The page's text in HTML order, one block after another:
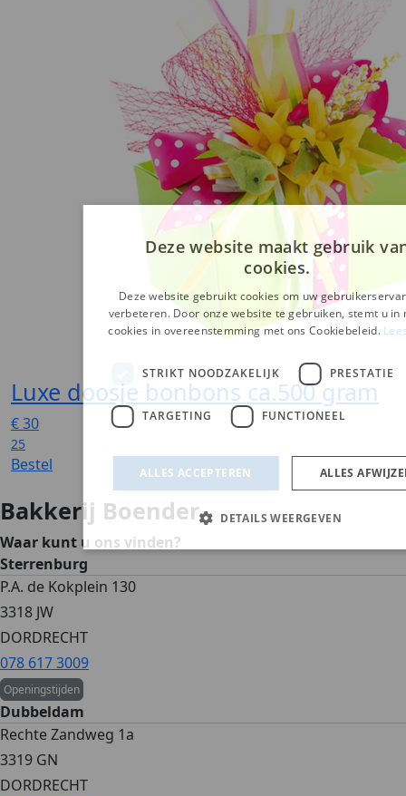
Luxe doosje bonbons ca.500 gram
€30
25
Bestel
Bakkerij Boender
Waar kunt u ons vinden?
Sterrenburg
P.A. de Kokplein 130
3318 JW
DORDRECHT
078 617 3009
Openingstijden
Dubbeldam
Rechte Zandweg 1a
3319 GN
DORDRECHT